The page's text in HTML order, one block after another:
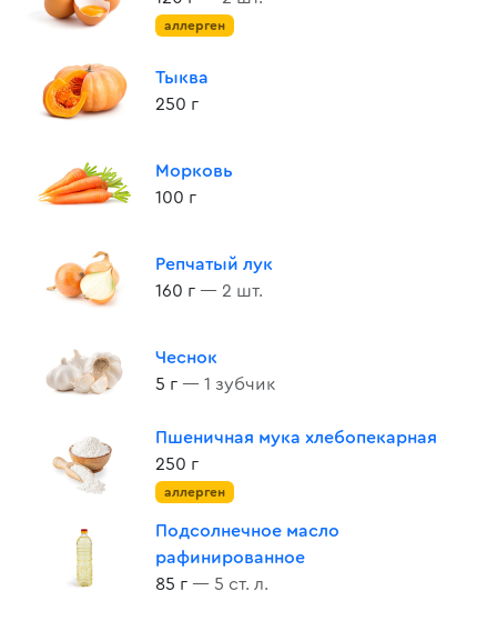
аллерген
Тыква
250 г
Морковь
100 г
Репчатый лук
160 г — 2 шт.
Чеснок
5 г — 1 зубчик
Пшеничная мука хлебопекарная
250 г
аллерген
Подсолнечное масло
рафинированное
85 г — 5 ст. л.